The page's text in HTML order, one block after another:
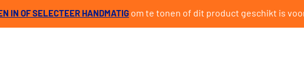
IN OF SELECTEER HANDMATIG om te tonen of dit product geschikt is